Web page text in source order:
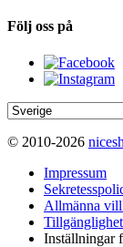
Följ oss på
© 2010-2026
Impressum
Allmänna
Inställningar